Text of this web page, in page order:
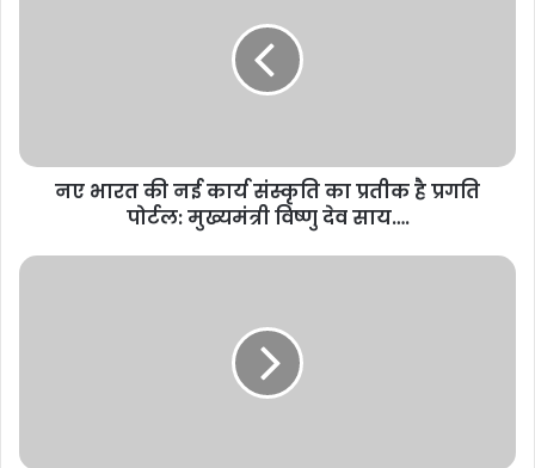
नए भारत की नई कार्य संस्कृति का प्रतीक है प्रगति
पोर्टल: मुख्यमंत्री विष्णु देव साय….